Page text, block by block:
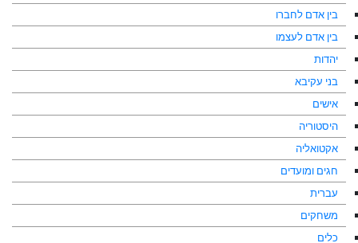
בין אדם לחברו
בין אדם לעצמו
יהדות
בני עקיבא
אישים
היסטוריה
אקטואליה
חגים ומועדים
עברית
משחקים
כלים